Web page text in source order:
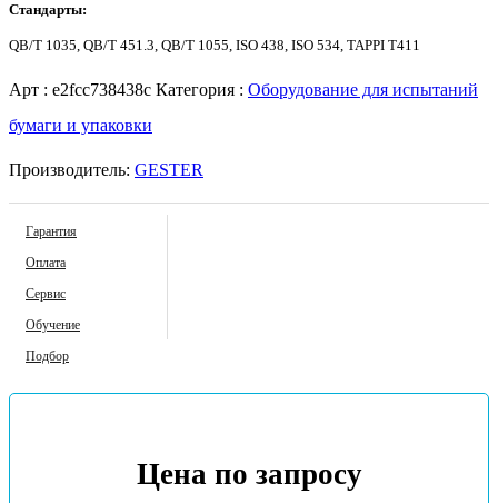
Стандарты:
QB/T 1035, QB/T 451.3, QB/T 1055, ISO 438, ISO 534, TAPPI T411
Арт : e2fcc738438c Категория : Оборудование для испытаний
бумаги и упаковки
Производитель: GESTER
Гарантия
Оплата
Сервис
Обучение
Подбор
Цена по запросу